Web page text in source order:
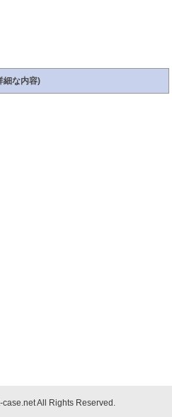
細な内容)
case.netAll Rights Reserved.